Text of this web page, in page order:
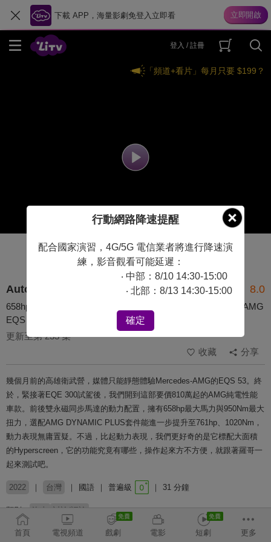
下載 APP，海量影劇免登入立即看
登入 / 註冊
「頻道+看片」每月只要 $199？
Auto-Online 汽車線上情報誌 8.0
658hp、Hyperscreen，電車界的天花板是它？｜Mercedes-AMG
EQS 53 4MATIC+
更新至第 233 集
收藏
分享
幾個月前的高雄衛武營，媒體只能靜態體驗Mercedes-AMG的EQS 53。終
於，緊接著EQE 300試駕後，我們開到這部要價810萬起的AMG純電性能
車款。前後雙永磁同步馬達的動力配置，擁有658hp最大馬力與950Nm最大
扭力，選配AMG DYNAMIC PLUS套件能進一步提升至761hp、1020Nm，
動力表現無庸置疑。不過，比起動力表現，我們更好奇的是它標配大面積
的Hyperscreen，它的功能究竟有哪些，操作起來方不方便，就跟著羅哥一
起來測試吧。
2022 台灣 國語 普遍級 31 分鐘
類別： 汽車 討論/評論
主持： 羅焜平 Kevin Lo
首頁 電視頻道 戲劇 電影 短劇 更多
行動網路降速提醒
配合國家演習，4G/5G 電信業者將進行降速演
練，影音觀看可能延遲：
‧ 中部：8/10 14:30-15:00
‧ 北部：8/13 14:30-15:00
確定